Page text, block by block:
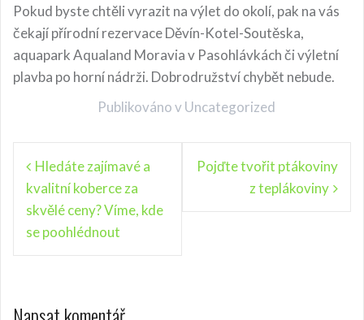
Pokud byste chtěli vyrazit na výlet do okolí, pak na vás
čekají přírodní rezervace Děvín-Kotel-Soutěska,
aquapark Aqualand Moravia v Pasohlávkách či výletní
plavba po horní nádrži. Dobrodružství chybět nebude.
Publikováno vUncategorized
a
Hledáte zajímavé a
kvalitní koberce za
skvělé ceny? Víme, kde
se poohlédnout
Pojďte tvořit ptákoviny
z teplákoviny